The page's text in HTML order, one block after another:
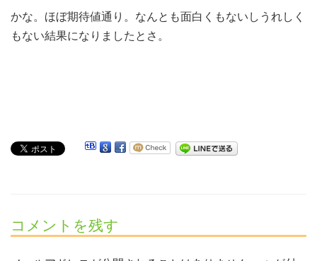
かな。ほぼ期待値通り。なんとも面白くもないしうれしく
もない結果になりましたとさ。
コメントを残す